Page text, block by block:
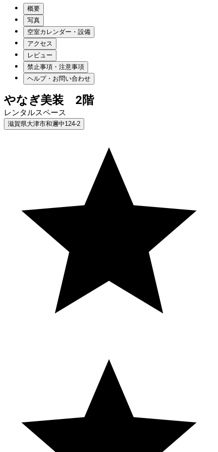
概要
写真
空室カレンダー・設備
アクセス
レビュー
禁止事項・注意事項
ヘルプ・お問い合わせ
やなぎ美装 2階
レンタルスペース
滋賀県大津市和邇中124-2